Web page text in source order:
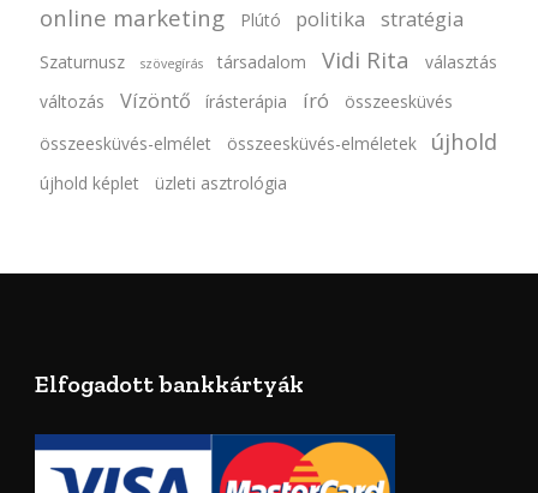
online marketing Plútó politika stratégia
Szaturnusz szövegírás társadalom Vidi Rita
választás
változás
Vízöntő írásterápia író
összeesküvés
összeesküvés-elmélet
összeesküvés-elméletek újhold
újhold képlet üzleti asztrológia
Elfogadott bankkártyák